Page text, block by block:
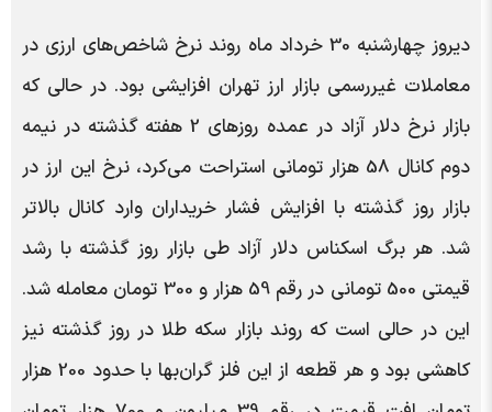
دیروز چهارشنبه 30 خرداد ماه روند نرخ شاخص‌های ارزی در
معاملات غیر‌رسمی بازار ارز تهران افزایشی بود. در حالی که
بازار نرخ دلار آزاد در عمده روزهای 2 هفته گذشته در نیمه
دوم کانال 58 هزار تومانی استراحت می‌کرد، نرخ این ارز در
بازار روز گذشته با افزایش فشار خریداران وارد کانال بالاتر
شد. هر برگ اسکناس دلار آزاد طی بازار روز گذشته با رشد
قیمتی 500 تومانی در رقم 59 هزار و 300 تومان معامله شد.
این در حالی است که روند بازار سکه طلا در روز گذشته نیز
کاهشی بود و هر قطعه از این فلز گران‌بها با حدود 200 هزار